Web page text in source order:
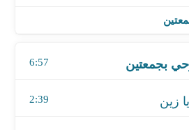
6:57
2:39
ان تماشي الجدع